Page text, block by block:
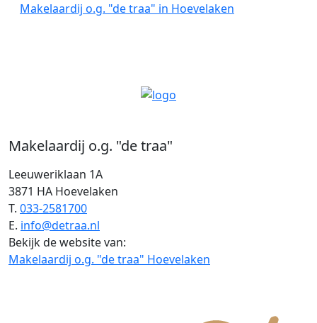
Makelaardij o.g. "de traa"
Leeuweriklaan 1A
3871 HA Hoevelaken
T. 033-2581700
E. info@detraa.nl
Bekijk de website van:
Makelaardij o.g. "de traa" Hoevelaken
Makelaardij o.g. "de traa" in Hoevelaken